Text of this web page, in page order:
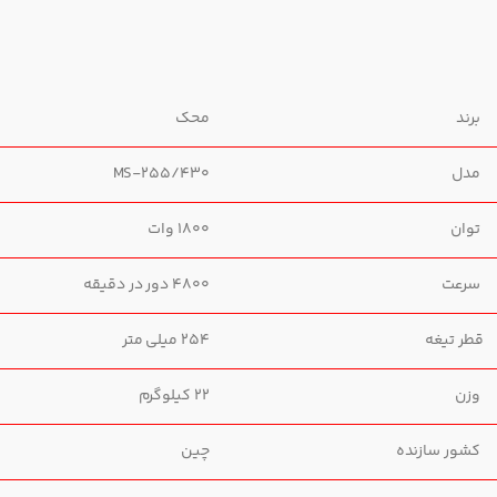
برند محک
مدل
توان
سرعت
قطر تیغه
وزن
کشور سازنده چین